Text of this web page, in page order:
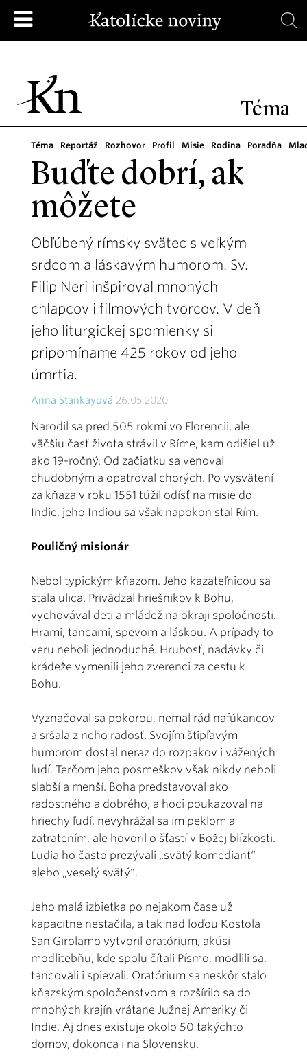
Téma
Téma Reportáž Rozhovor Profil Misie Rodina Poradňa
Buďte dobrí, ak
môžete
Obľúbený rímsky svätec s veľkým
srdcom a láskavým humorom. Sv.
Filip Neri inšpiroval mnohých
chlapcov i filmových tvorcov. V deň
jeho liturgickej spomienky si
pripomíname 425 rokov od jeho
úmrtia.
Anna Stankayová 26.05.2020
Narodil sa pred 505 rokmi vo Florencii, ale
väčšiu časť života strávil v Ríme, kam odišiel už
ako 19-ročný. Od začiatku sa venoval
chudobným a opatroval chorých. Po vysvätení
za kňaza v roku 1551 túžil odísť na misie do
Indie, jeho Indiou sa však napokon stal Rím.
Pouličný misionár
Nebol typickým kňazom. Jeho kazateľnicou sa
stala ulica. Privádzal hriešnikov k Bohu,
vychovával deti a mládež na okraji spoločnosti.
Hrami, tancami, spevom a láskou. A prípady to
veru neboli jednoduché. Hrubosť, nadávky či
krádeže vymenili jeho zverenci za cestu k
Bohu.
Vyznačoval sa pokorou, nemal rád nafúkancov
a sršala z neho radosť. Svojím štipľavým
humorom dostal neraz do rozpakov i vážených
ľudí. Terčom jeho posmeškov však nikdy neboli
slabší a menší. Boha predstavoval ako
radostného a dobrého, a hoci poukazoval na
hriechy ľudí, nevyhrážal sa im peklom a
zatratením, ale hovoril o šťastí v Božej blízkosti.
Ľudia ho často prezývali „svätý komediant“
alebo „veselý svätý“.
Jeho malá izbietka po nejakom čase už
kapacitne nestačila, a tak nad loďou Kostola
San Girolamo vytvoril oratórium, akúsi
modlitebňu, kde spolu čítali Písmo, modlili sa,
tancovali i spievali. Oratórium sa neskôr stalo
kňazským spoločenstvom a rozšírilo sa do
mnohých krajín vrátane Južnej Ameriky či
Indie. Aj dnes existuje okolo 50 takýchto
domov, dokonca i na Slovensku.